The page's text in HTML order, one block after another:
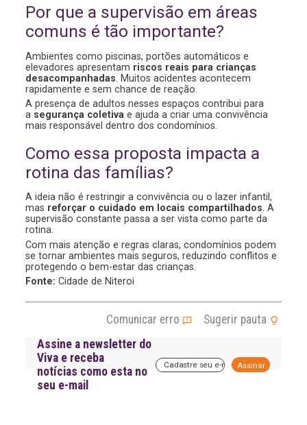
Por que a supervisão em áreas
comuns é tão importante?
Ambientes como piscinas, portões automáticos e
elevadores apresentam riscos reais para crianças
desacompanhadas . Muitos acidentes acontecem
rapidamente e sem chance de reação.
A presença de adultos nesses espaços contribui para
a segurança coletiva e ajuda a criar uma convivência
mais responsável dentro dos condomínios.
Como essa proposta impacta a
rotina das famílias?
A ideia não é restringir a convivência ou o lazer infantil,
mas reforçar o cuidado em locais compartilhados. A
supervisão constante passa a ser vista como parte da
rotina.
Com mais atenção e regras claras, condomínios podem
se tornar ambientes mais seguros, reduzindo conflitos e
protegendo o bem-estar das crianças.
Fonte: Cidade de Niteroi
Comunicar erro
Sugerir pauta
Assine a newsletter do
Viva e receba
notícias como esta no
seu e-mail